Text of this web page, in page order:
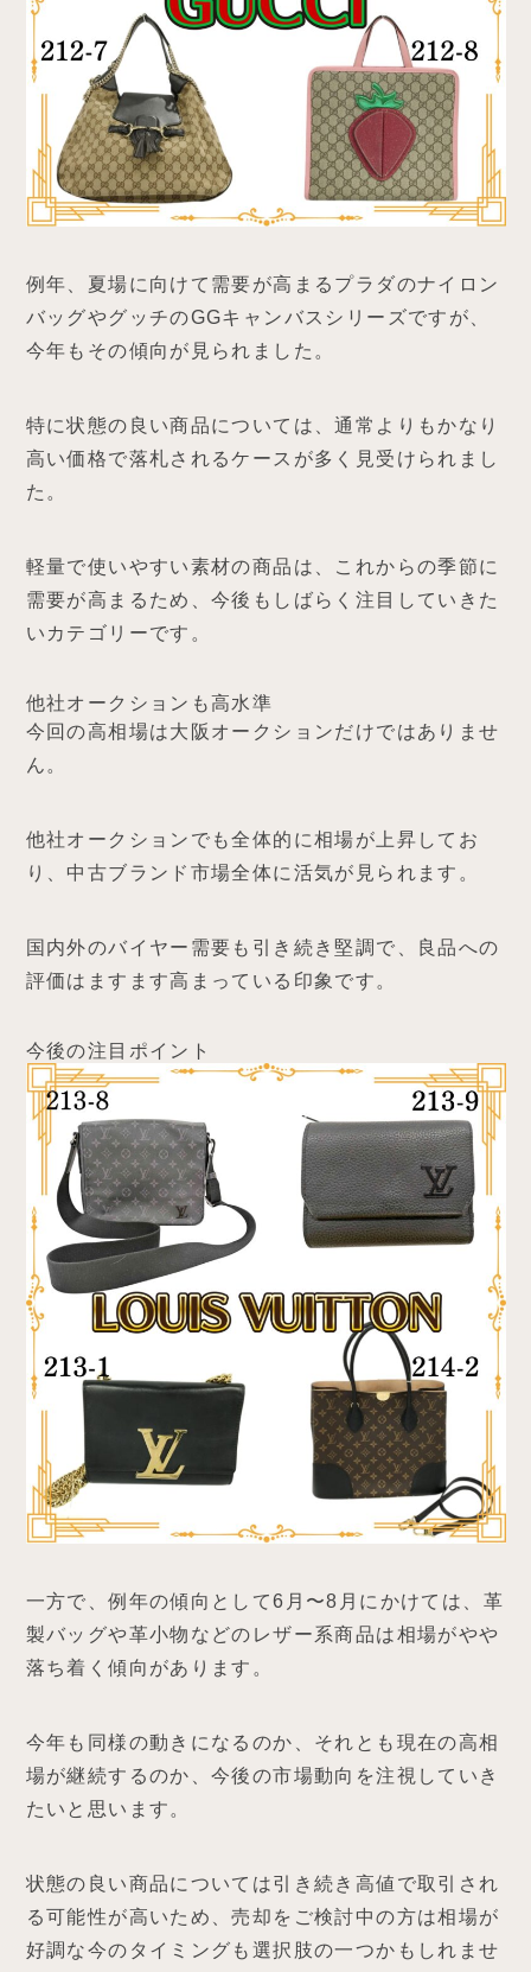
例年、夏場に向けて需要が高まるプラダのナイロン
バッグやグッチのGGキャンバスシリーズですが、
今年もその傾向が見られました。
特に状態の良い商品については、通常よりもかなり
高い価格で落札されるケースが多く見受けられまし
た。
軽量で使いやすい素材の商品は、これからの季節に
需要が高まるため、今後もしばらく注目していきた
いカテゴリーです。
他社オークションも高水準
今回の高相場は大阪オークションだけではありませ
ん。
他社オークションでも全体的に相場が上昇してお
り、中古ブランド市場全体に活気が見られます。
国内外のバイヤー需要も引き続き堅調で、良品への
評価はますます高まっている印象です。
今後の注目ポイント
一方で、例年の傾向として6月〜8月にかけては、革
製バッグや革小物などのレザー系商品は相場がやや
落ち着く傾向があります。
今年も同様の動きになるのか、それとも現在の高相
場が継続するのか、今後の市場動向を注視していき
たいと思います。
状態の良い商品については引き続き高値で取引され
る可能性が高いため、売却をご検討中の方は相場が
好調な今のタイミングも選択肢の一つかもしれませ